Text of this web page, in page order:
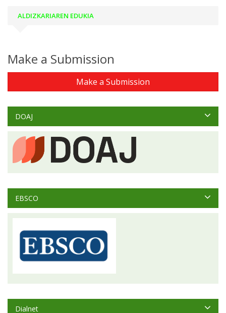
ALDIZKARIAREN EDUKIA
Make a Submission
Make a Submission
DOAJ
EBSCO
Dialnet